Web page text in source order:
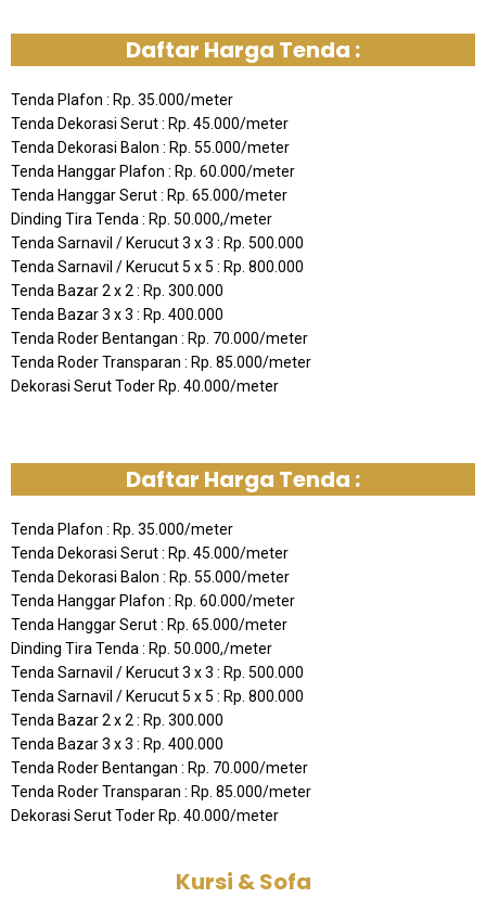
Daftar Harga Tenda :
Tenda Plafon : Rp. 35.000/meter
Tenda Dekorasi Serut : Rp. 45.000/meter
Tenda Dekorasi Balon : Rp. 55.000/meter
Tenda Hanggar Plafon : Rp. 60.000/meter
Tenda Hanggar Serut : Rp. 65.000/meter
Dinding Tira Tenda : Rp. 50.000,/meter
Tenda Sarnavil / Kerucut 3 x 3 : Rp. 500.000
Tenda Sarnavil / Kerucut 5 x 5 : Rp. 800.000
Tenda Bazar 2 x 2 : Rp. 300.000
Tenda Bazar 3 x 3 : Rp. 400.000
Tenda Roder Bentangan : Rp. 70.000/meter
Tenda Roder Transparan : Rp. 85.000/meter
Dekorasi Serut Toder Rp. 40.000/meter
Daftar Harga Tenda :
Tenda Plafon : Rp. 35.000/meter
Tenda Dekorasi Serut : Rp. 45.000/meter
Tenda Dekorasi Balon : Rp. 55.000/meter
Tenda Hanggar Plafon : Rp. 60.000/meter
Tenda Hanggar Serut : Rp. 65.000/meter
Dinding Tira Tenda : Rp. 50.000,/meter
Tenda Sarnavil / Kerucut 3 x 3 : Rp. 500.000
Tenda Sarnavil / Kerucut 5 x 5 : Rp. 800.000
Tenda Bazar 2 x 2 : Rp. 300.000
Tenda Bazar 3 x 3 : Rp. 400.000
Tenda Roder Bentangan : Rp. 70.000/meter
Tenda Roder Transparan : Rp. 85.000/meter
Dekorasi Serut Toder Rp. 40.000/meter
Kursi & Sofa